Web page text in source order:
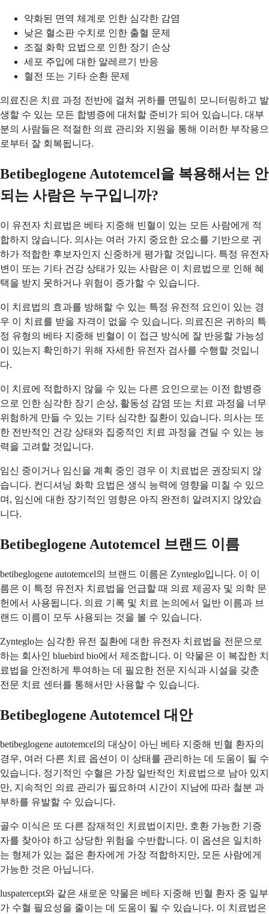
약화된 면역 체계로 인한 심각한 감염
낮은 혈소판 수치로 인한 출혈 문제
조절 화학 요법으로 인한 장기 손상
세포 주입에 대한 알레르기 반응
혈전 또는 기타 순환 문제
의료진은 치료 과정 전반에 걸쳐 귀하를 면밀히 모니터링하고 발
생할 수 있는 모든 합병증에 대처할 준비가 되어 있습니다. 대부
분의 사람들은 적절한 의료 관리와 지원을 통해 이러한 부작용으
로부터 잘 회복됩니다.
Betibeglogene Autotemcel을 복용해서는 안
되는 사람은 누구입니까?
이 유전자 치료법은 베타 지중해 빈혈이 있는 모든 사람에게 적
합하지 않습니다. 의사는 여러 가지 중요한 요소를 기반으로 귀
하가 적합한 후보자인지 신중하게 평가할 것입니다. 특정 유전자
변이 또는 기타 건강 상태가 있는 사람은 이 치료법으로 인해 혜
택을 받지 못하거나 위험이 증가할 수 있습니다.
이 치료법의 효과를 방해할 수 있는 특정 유전적 요인이 있는 경
우 이 치료를 받을 자격이 없을 수 있습니다. 의료진은 귀하의 특
정 유형의 베타 지중해 빈혈이 이 접근 방식에 잘 반응할 가능성
이 있는지 확인하기 위해 자세한 유전자 검사를 수행할 것입니
다.
이 치료에 적합하지 않을 수 있는 다른 요인으로는 이전 합병증
으로 인한 심각한 장기 손상, 활동성 감염 또는 치료 과정을 너무
위험하게 만들 수 있는 기타 심각한 질환이 있습니다. 의사는 또
한 전반적인 건강 상태와 집중적인 치료 과정을 견딜 수 있는 능
력을 고려할 것입니다.
임신 중이거나 임신을 계획 중인 경우 이 치료법은 권장되지 않
습니다. 컨디셔닝 화학 요법은 생식 능력에 영향을 미칠 수 있으
며, 임신에 대한 장기적인 영향은 아직 완전히 알려지지 않았습
니다.
Betibeglogene Autotemcel 브랜드 이름
betibeglogene autotemcel의 브랜드 이름은 Zynteglo입니다. 이 이
름은 이 특정 유전자 치료법을 언급할 때 의료 제공자 및 의학 문
헌에서 사용됩니다. 의료 기록 및 치료 논의에서 일반 이름과 브
랜드 이름이 모두 사용되는 것을 볼 수 있습니다.
Zynteglo는 심각한 유전 질환에 대한 유전자 치료법을 전문으로
하는 회사인 bluebird bio에서 제조합니다. 이 약물은 이 복잡한 치
료법을 안전하게 투여하는 데 필요한 전문 지식과 시설을 갖춘
전문 치료 센터를 통해서만 사용할 수 있습니다.
Betibeglogene Autotemcel 대안
betibeglogene autotemcel의 대상이 아닌 베타 지중해 빈혈 환자의
경우, 여러 다른 치료 옵션이 이 상태를 관리하는 데 도움이 될 수
있습니다. 정기적인 수혈은 가장 일반적인 치료법으로 남아 있지
만, 지속적인 의료 관리가 필요하며 시간이 지남에 따라 철분 과
부하를 유발할 수 있습니다.
골수 이식은 또 다른 잠재적인 치료법이지만, 호환 가능한 기증
자를 찾아야 하고 상당한 위험을 수반합니다. 이 옵션은 일치하
는 형제가 있는 젊은 환자에게 가장 적합하지만, 모든 사람에게
가능한 것은 아닙니다.
luspatercept와 같은 새로운 약물은 베타 지중해 빈혈 환자 중 일부
가 수혈 필요성을 줄이는 데 도움이 될 수 있습니다. 이 치료법은